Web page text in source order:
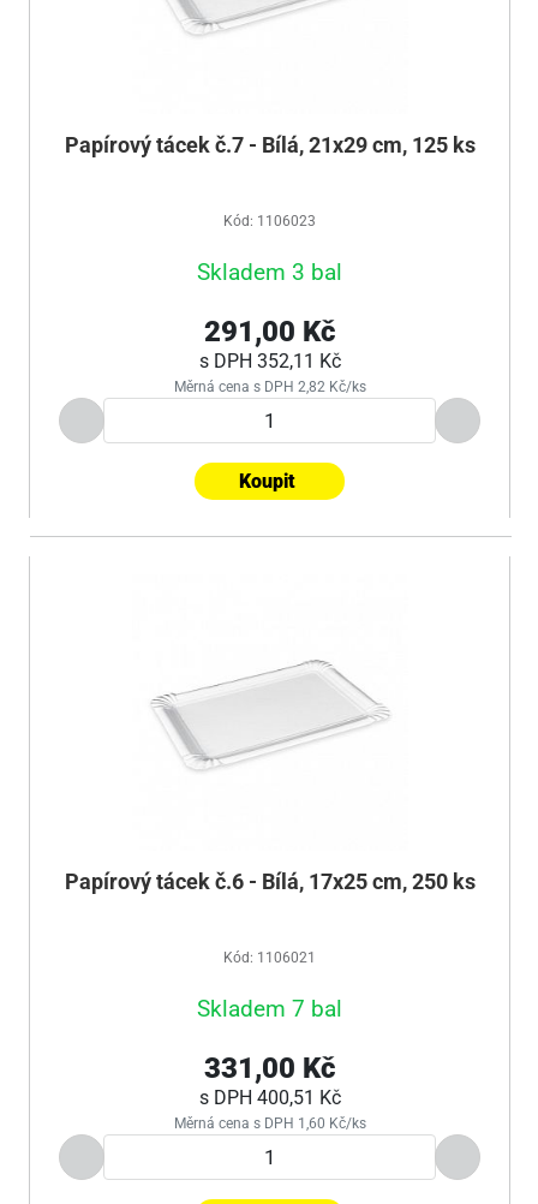
Papírový tácek č.7 - Bílá, 21x29 cm, 125 ks
Kód: 1106023
Skladem 3 bal
291,00 Kč
s DPH 352,11 Kč
Měrná cena s DPH 2,82 Kč/ks
Koupit
Papírový tácek č.6 - Bílá, 17x25 cm, 250 ks
Kód: 1106021
Skladem 7 bal
331,00 Kč
s DPH 400,51 Kč
Měrná cena s DPH 1,60 Kč/ks